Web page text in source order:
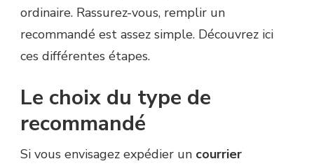
ordinaire. Rassurez-vous, remplir un
recommandé est assez simple. Découvrez ici
ces différentes étapes.
Le choix du type de
recommandé
Si vous envisagez expédier un courrier